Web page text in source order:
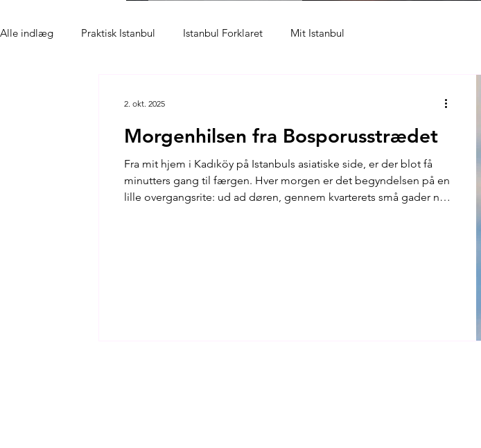
Alle indlæg Praktisk Istanbul Istanbul Forklaret Mit Istanbul
Morgenhilsen fra Bosporusstrædet
Fra mit hjem i Kadıköy på Istanbuls asiatiske side, er der blot få
minutters gang til færgen. Hver morgen er det begyndelsen på en
lille overgangsrite: ud ad døren, gennem kvarterets små gader ned
2. okt. 2025